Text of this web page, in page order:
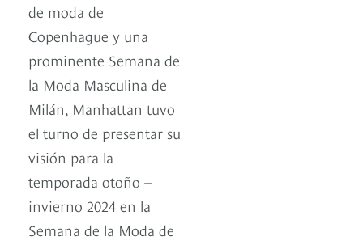
de moda de
Copenhague y una
prominente Semana de
la Moda Masculina de
Milán, Manhattan tuvo
el turno de presentar su
visión para la
temporada otoño –
invierno 2024 en la
Semana de la Moda de